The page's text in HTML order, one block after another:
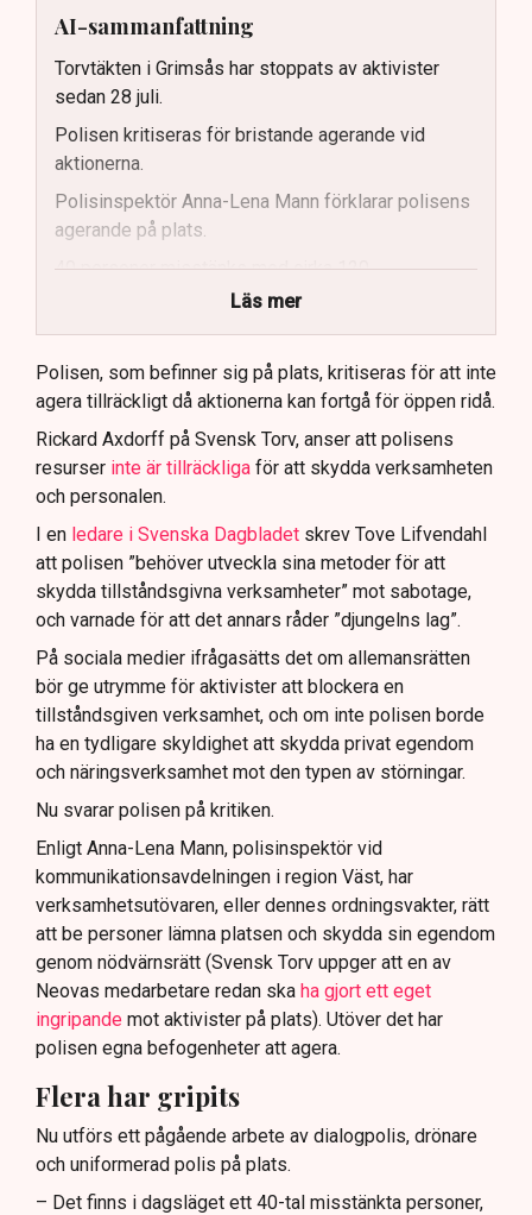
AI-sammanfattning
Torvtäkten i Grimsås har stoppats av aktivister
sedan 28 juli.
Polisen kritiseras för bristande agerande vid
aktionerna.
Polisinspektör Anna-Lena Mann förklarar polisens
agerande på plats.
40 personer misstänks med cirka 120
brottsmisstankar kopplade.
Polisen använder drönare och uniformerad polis
för att dokumentera bevis.
Samtidigt är polisarbetet komplext när det gäller
att navigera juridiska rättigheter och gränser.
Läs mer
Polisen, som befinner sig på plats, kritiseras för att inte
agera tillräckligt då aktionerna kan fortgå för öppen ridå.
Rickard Axdorff på Svensk Torv, anser att polisens
resurser inte är tillräckliga för att skydda verksamheten
och personalen.
I en ledare i Svenska Dagbladet skrev Tove Lifvendahl
att polisen ”behöver utveckla sina metoder för att
skydda tillståndsgivna verksamheter” mot sabotage,
och varnade för att det annars råder ”djungelns lag”.
På sociala medier ifrågasätts det om allemansrätten
bör ge utrymme för aktivister att blockera en
tillståndsgiven verksamhet, och om inte polisen borde
ha en tydligare skyldighet att skydda privat egendom
och näringsverksamhet mot den typen av störningar.
Nu svarar polisen på kritiken.
Enligt Anna-Lena Mann, polisinspektör vid
kommunikationsavdelningen i region Väst, har
verksamhetsutövaren, eller dennes ordningsvakter, rätt
att be personer lämna platsen och skydda sin egendom
genom nödvärnsrätt (Svensk Torv uppger att en av
Neovas medarbetare redan ska ha gjort ett eget
ingripande mot aktivister på plats). Utöver det har
polisen egna befogenheter att agera.
Flera har gripits
Nu utförs ett pågående arbete av dialogpolis, drönare
och uniformerad polis på plats.
– Det finns i dagsläget ett 40-tal misstänkta personer,